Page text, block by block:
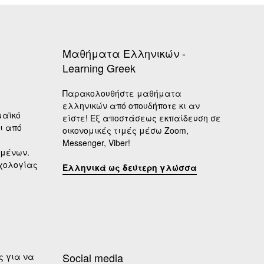
από
Μαθήματα Ελληνικών -
Learning Greek
Παρακολουθήστε μαθήματα
ελληνικών από οπουδήποτε κι αν
είστε! Εξ αποστάσεως εκπαίδευση σε
οικονομικές τιμές μέσω Zoom,
Messenger, Viber!
Ελληνικά ως δεύτερη γλώσσα
για να
Social media